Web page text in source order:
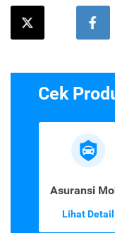
Cek
Asuransi
Lihat Detail